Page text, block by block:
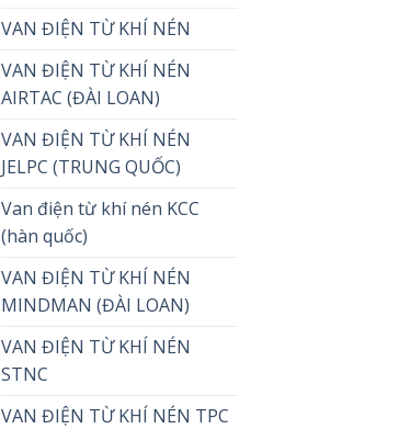
VAN ĐIỆN TỪ KHÍ NÉN
VAN ĐIỆN TỪ KHÍ NÉN
AIRTAC (ĐÀI LOAN)
VAN ĐIỆN TỪ KHÍ NÉN
JELPC (TRUNG QUỐC)
Van điện từ khí nén KCC
(hàn quốc)
VAN ĐIỆN TỪ KHÍ NÉN
MINDMAN (ĐÀI LOAN)
VAN ĐIỆN TỪ KHÍ NÉN
STNC
VAN ĐIỆN TỪ KHÍ NÉN TPC